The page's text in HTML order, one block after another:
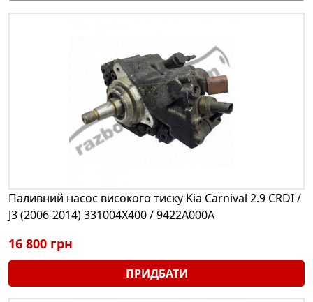
Паливний насос високого тиску Kia Carnival 2.9 CRDI /
J3 (2006-2014) 331004X400 / 9422A000A
16 800 грн
ПРИДБАТИ